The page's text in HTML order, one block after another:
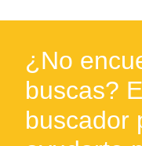
¿No
buscas?
buscador